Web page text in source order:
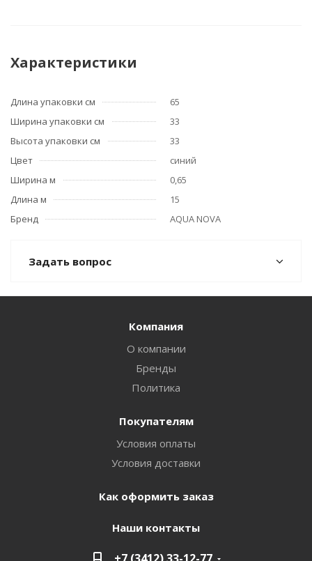
Характеристики
Длина упаковки см
65
Ширина упаковки см
33
Высота упаковки см
33
Цвет
синий
Ширина м
0,65
Длина м
15
Бренд
AQUA NOVA
Задать вопрос
Компания
О компании
Бренды
Политика
Покупателям
Условия оплаты
Условия доставки
Как оформить заказ
Наши контакты